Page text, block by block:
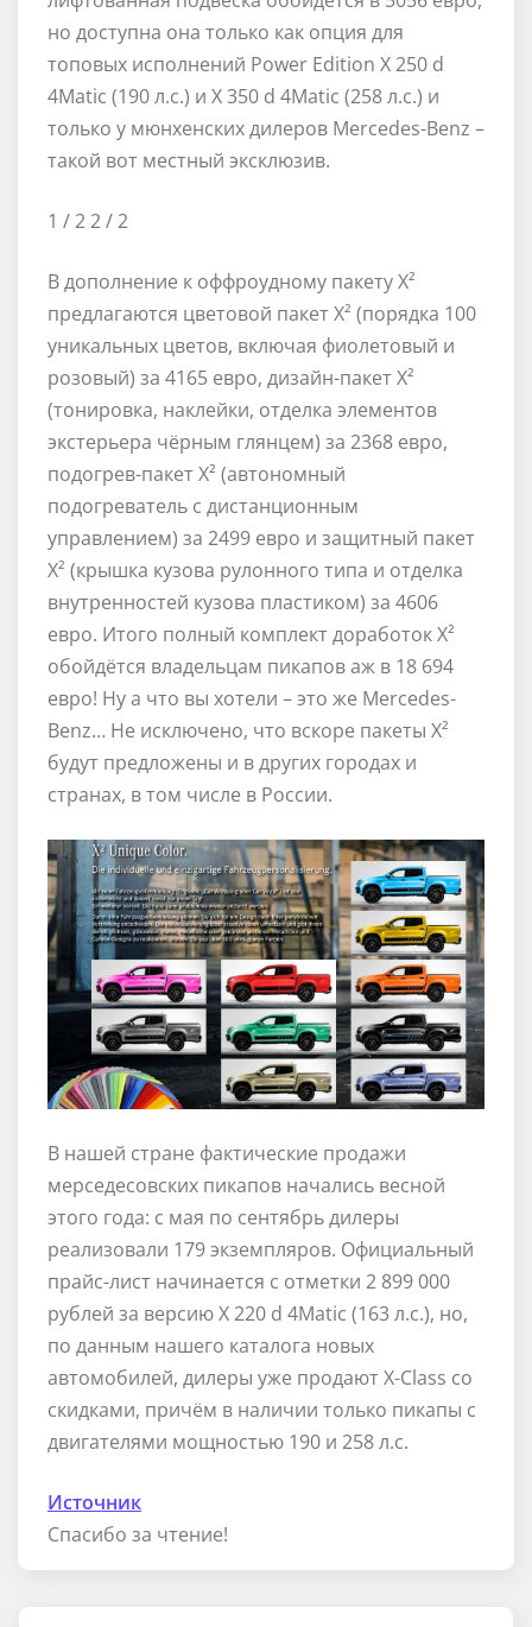
но доступна она только как опция для
топовых исполнений Power Edition X 250 d
4Matic (190 л.с.) и X 350 d 4Matic (258 л.с.) и
только у мюнхенских дилеров Mercedes-Benz –
такой вот местный эксклюзив.
1 / 22/ 2
В дополнение к оффроудному пакету X²
предлагаются цветовой пакет X² (порядка 100
уникальных цветов, включая фиолетовый и
розовый) за 4165 евро, дизайн-пакет X²
(тонировка, наклейки, отделка элементов
экстерьера чёрным глянцем) за 2368 евро,
подогрев-пакет X² (автономный
подогреватель с дистанционным
управлением) за 2499 евро и защитный пакет
X² (крышка кузова рулонного типа и отделка
внутренностей кузова пластиком) за 4606
евро. Итого полный комплект доработок X²
обойдётся владельцам пикапов аж в 18 694
евро! Ну а что вы хотели – это же Mercedes-
Benz… Не исключено, что вскоре пакеты X²
будут предложены и в других городах и
странах, в том числе в России.
В нашей стране фактические продажи
мерседесовских пикапов начались весной
этого года: с мая по сентябрь дилеры
реализовали 179 экземпляров. Официальный
прайс-лист начинается с отметки 2 899 000
рублей за версию X 220 d 4Matic (163 л.с.), но,
по данным нашего каталога новых
автомобилей, дилеры уже продают X-Class со
скидками, причём в наличии только пикапы с
двигателями мощностью 190 и 258 л.с.
Источник
Спасибо за чтение!